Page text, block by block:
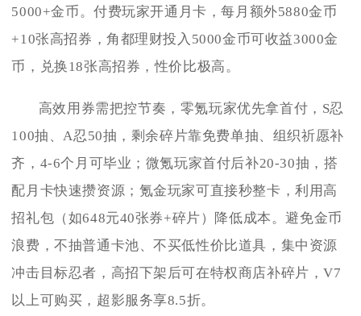
5000+金币。付费玩家开通月卡，每月额外5880金币
+10张高招券，角都理财投入5000金币可收益3000金
币，兑换18张高招券，性价比极高。
高效用券需把控节奏，零氪玩家优先拿首付，S忍
100抽、A忍50抽，剩余碎片靠免费单抽、组织祈愿补
齐，4-6个月可毕业；微氪玩家首付后补20-30抽，搭
配月卡快速攒资源；氪金玩家可直接秒整卡，利用高
招礼包（如648元40张券+碎片）降低成本。避免金币
浪费，不抽普通卡池、不买低性价比道具，集中资源
冲击目标忍者，高招下架后可在特权商店补碎片，V7
以上可购买，超影服务享8.5折。